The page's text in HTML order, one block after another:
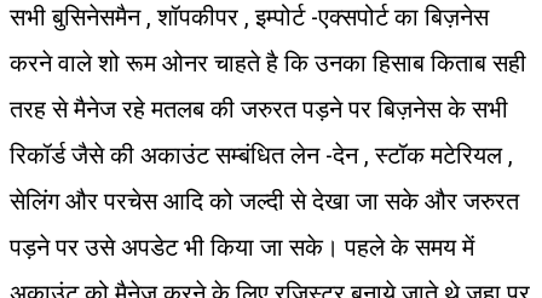
सभी बुसिनेसमैन , शॉपकीपर , इम्पोर्ट -एक्सपोर्ट का बिज़नेस
करने वाले शो रूम ओनर चाहते है कि उनका हिसाब किताब सही
तरह से मैनेज रहे मतलब की जरुरत पड़ने पर बिज़नेस के सभी
रिकॉर्ड जैसे की अकाउंट सम्बंधित लेन -देन , स्टॉक मटेरियल ,
सेलिंग और परचेस आदि को जल्दी से देखा जा सके और जरुरत
पड़ने पर उसे अपडेट भी किया जा सके। पहले के समय में